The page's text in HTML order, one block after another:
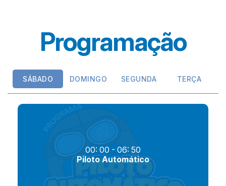
Programação
SÁBADO DOMINGO SEGUNDA TERÇA
00: 00 - 06: 50
Piloto Automático